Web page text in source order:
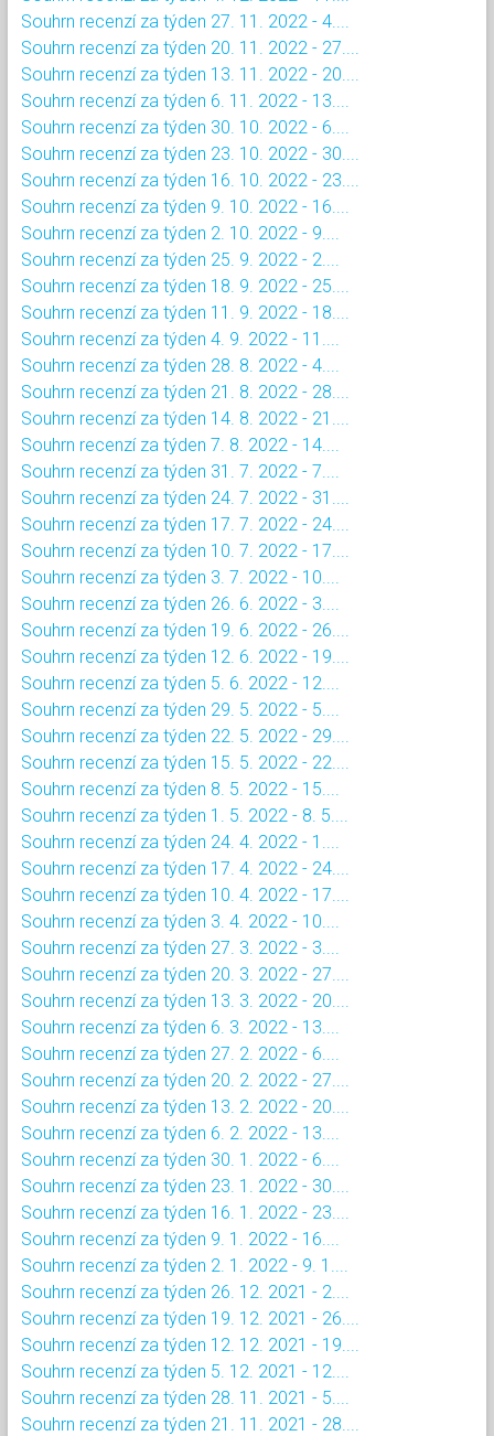
Souhrn recenzí za týden 27. 11. 2022 - 4....
Souhrn recenzí za týden 20. 11. 2022 - 27....
Souhrn recenzí za týden 13. 11. 2022 - 20....
Souhrn recenzí za týden 6. 11. 2022 - 13....
Souhrn recenzí za týden 30. 10. 2022 - 6....
Souhrn recenzí za týden 23. 10. 2022 - 30....
Souhrn recenzí za týden 16. 10. 2022 - 23....
Souhrn recenzí za týden 9. 10. 2022 - 16....
Souhrn recenzí za týden 2. 10. 2022 - 9....
Souhrn recenzí za týden 25. 9. 2022 - 2....
Souhrn recenzí za týden 18. 9. 2022 - 25....
Souhrn recenzí za týden 11. 9. 2022 - 18....
Souhrn recenzí za týden 4. 9. 2022 - 11....
Souhrn recenzí za týden 28. 8. 2022 - 4....
Souhrn recenzí za týden 21. 8. 2022 - 28....
Souhrn recenzí za týden 14. 8. 2022 - 21....
Souhrn recenzí za týden 7. 8. 2022 - 14....
Souhrn recenzí za týden 31. 7. 2022 - 7....
Souhrn recenzí za týden 24. 7. 2022 - 31....
Souhrn recenzí za týden 17. 7. 2022 - 24....
Souhrn recenzí za týden 10. 7. 2022 - 17....
Souhrn recenzí za týden 3. 7. 2022 - 10....
Souhrn recenzí za týden 26. 6. 2022 - 3....
Souhrn recenzí za týden 19. 6. 2022 - 26....
Souhrn recenzí za týden 12. 6. 2022 - 19....
Souhrn recenzí za týden 5. 6. 2022 - 12....
Souhrn recenzí za týden 29. 5. 2022 - 5....
Souhrn recenzí za týden 22. 5. 2022 - 29....
Souhrn recenzí za týden 15. 5. 2022 - 22....
Souhrn recenzí za týden 8. 5. 2022 - 15....
Souhrn recenzí za týden 1. 5. 2022 - 8. 5....
Souhrn recenzí za týden 24. 4. 2022 - 1....
Souhrn recenzí za týden 17. 4. 2022 - 24....
Souhrn recenzí za týden 10. 4. 2022 - 17....
Souhrn recenzí za týden 3. 4. 2022 - 10....
Souhrn recenzí za týden 27. 3. 2022 - 3....
Souhrn recenzí za týden 20. 3. 2022 - 27....
Souhrn recenzí za týden 13. 3. 2022 - 20....
Souhrn recenzí za týden 6. 3. 2022 - 13....
Souhrn recenzí za týden 27. 2. 2022 - 6....
Souhrn recenzí za týden 20. 2. 2022 - 27....
Souhrn recenzí za týden 13. 2. 2022 - 20....
Souhrn recenzí za týden 6. 2. 2022 - 13....
Souhrn recenzí za týden 30. 1. 2022 - 6....
Souhrn recenzí za týden 23. 1. 2022 - 30....
Souhrn recenzí za týden 16. 1. 2022 - 23....
Souhrn recenzí za týden 9. 1. 2022 - 16....
Souhrn recenzí za týden 2. 1. 2022 - 9. 1....
Souhrn recenzí za týden 26. 12. 2021 - 2....
Souhrn recenzí za týden 19. 12. 2021 - 26....
Souhrn recenzí za týden 12. 12. 2021 - 19....
Souhrn recenzí za týden 5. 12. 2021 - 12....
Souhrn recenzí za týden 28. 11. 2021 - 5....
Souhrn recenzí za týden 21. 11. 2021 - 28....